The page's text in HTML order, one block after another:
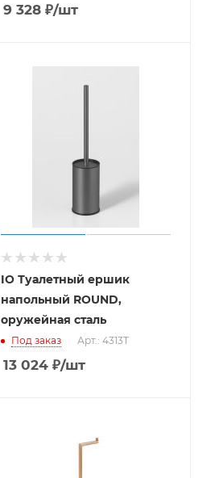
9 328 ₽/шт
IO Туалетный ершик
напольный ROUND,
оружейная сталь
Под заказ Арт.: 4313T
13 024 ₽/шт